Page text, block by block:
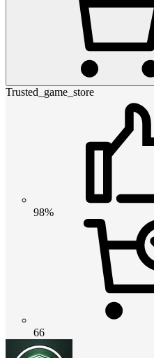
Trusted_game_store
98%
66